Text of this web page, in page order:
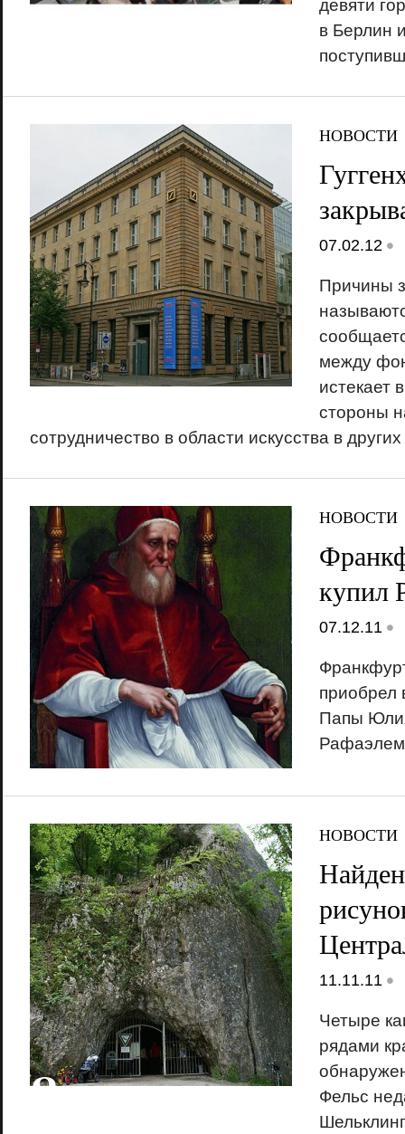
девяти
в Берлин
НОВОСТИ
07.02.12 •
Причины
между
истекает
стороны
сотрудничество в области искусства в
НОВОСТИ
купил
07.12.11 •
приобрел
Папы
Рафаэлем
НОВОСТИ
11.11.11 •
Четыре
рядами
Фельс
18+